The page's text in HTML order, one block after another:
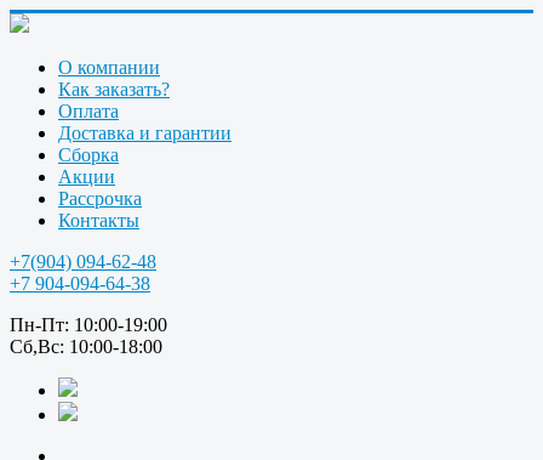
О компании
Как заказать?
Оплата
Доставка и гарантии
Сборка
Акции
Рассрочка
Контакты
+7(904) 094-62-48
+7 904-094-64-38
Пн-Пт: 10:00-19:00
Сб,Вс: 10:00-18:00